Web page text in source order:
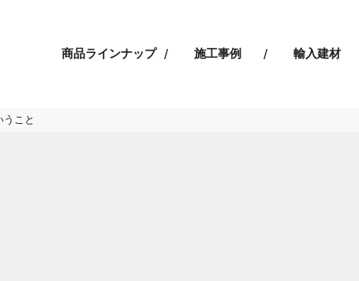
商品ラインナップ 施工事例 輸入建材
うこと